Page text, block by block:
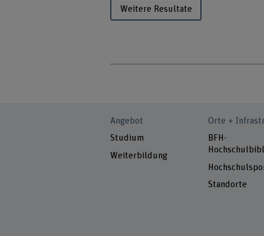
Weitere Resultate
Angebot
Studium
Weiterbildung
Orte +
BFH-
Standorte